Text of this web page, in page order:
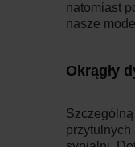
natomiast
nasze
Okrągły
przytulnych